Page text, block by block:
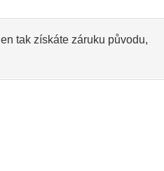
tak získáte záruku původu,